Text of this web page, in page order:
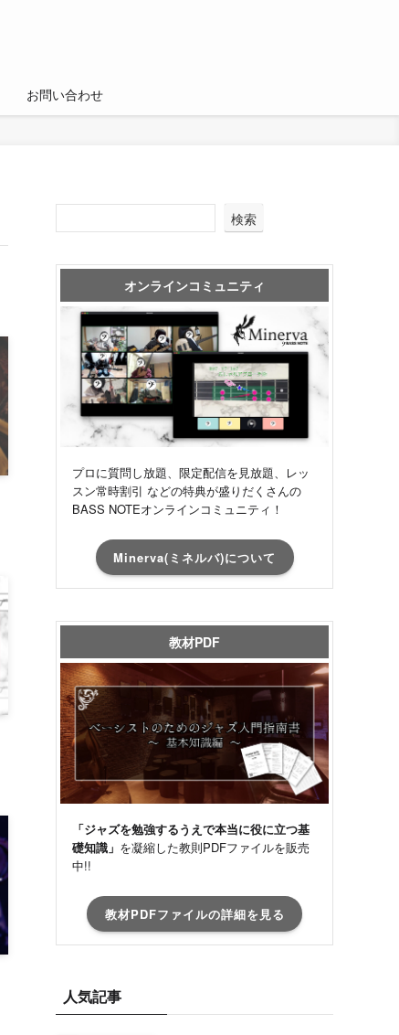
お問い合わせ
検索
オンラインコミュニティ
プロに質問し放題、限定配信を見放題、レッ
スン常時割引 などの特典が盛りだくさんの
BASS NOTEオンラインコミュニティ！
Minerva(ミネルバ)について
教材PDF
「ジャズを勉強するうえで本当に役に立つ基
礎知識」 を凝縮した教則PDFファイルを販売
中!!
教材PDFファイルの詳細を見る
人気記事